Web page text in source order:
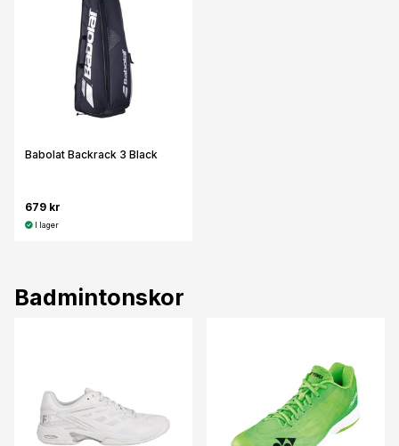
Babolat Backrack 3 Black
679 kr
I lager
Badmintonskor